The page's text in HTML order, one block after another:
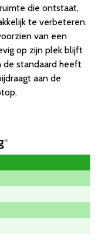
die ontstaat,
te verbeteren.
van een
op zijn plek blijft
de standaard heeft
aan de
*